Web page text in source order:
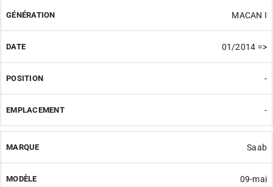
MACAN I
01/2014 =>
-
-
Saab
09-mai